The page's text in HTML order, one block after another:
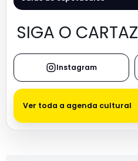
SIGA O CARTAZ
Instagram
Ver toda a agenda cultural